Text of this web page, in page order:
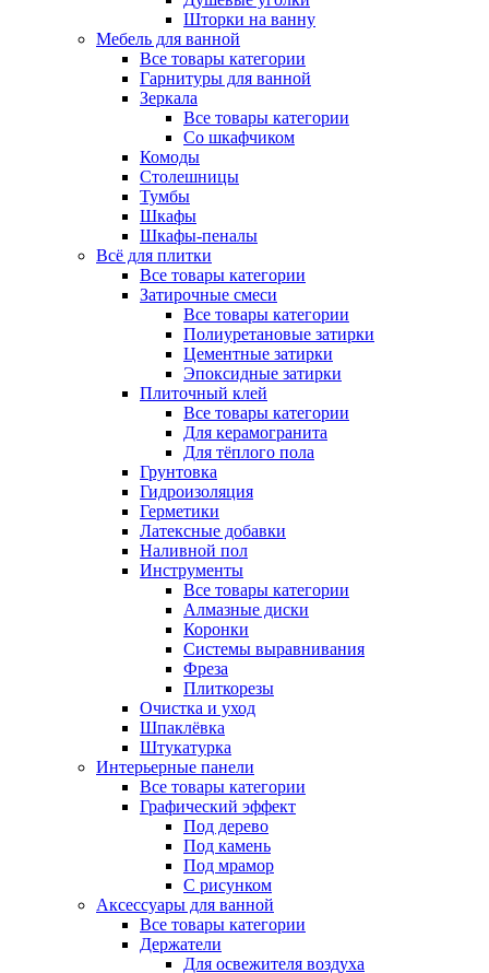
Шторки на ванну
Мебель для ванной
Все товары категории
Гарнитуры для ванной
Зеркала
Все товары категории
Со шкафчиком
Комоды
Столешницы
Тумбы
Шкафы
Шкафы-пеналы
Всё для плитки
Все товары категории
Затирочные смеси
Все товары категории
Полиуретановые затирки
Цементные затирки
Эпоксидные затирки
Плиточный клей
Все товары категории
Для керамогранита
Для тёплого пола
Грунтовка
Гидроизоляция
Герметики
Латексные добавки
Наливной пол
Инструменты
Все товары категории
Алмазные диски
Коронки
Системы выравнивания
Фреза
Плиткорезы
Очистка и уход
Шпаклёвка
Штукатурка
Интерьерные панели
Все товары категории
Графический эффект
Под дерево
Под камень
Под мрамор
С рисунком
Аксессуары для ванной
Все товары категории
Держатели
Для освежителя воздуха